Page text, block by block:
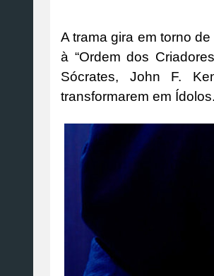
A trama gira em torno
à “Ordem dos
Sócrates, John F.
transformarem em Ídolos.